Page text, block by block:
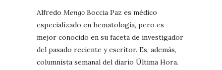
Alfredo Mengo Boccia Paz es médico
especializado en hematología, pero es
mejor conocido en su faceta de investigador
del pasado reciente y escritor. Es, además,
columnista semanal del diario Última Hora.